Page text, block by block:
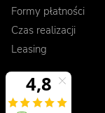
Formy płatności
Czas realizacji
Leasing